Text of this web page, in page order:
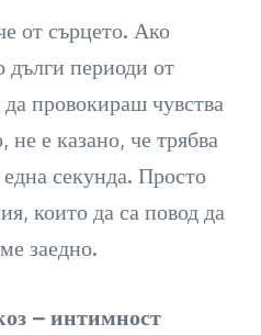
от сърцето. Ако
дълги периоди от
провокираш чувства
не е казано, че трябва
секунда. Просто
които да са повод да
заедно.
– интимност